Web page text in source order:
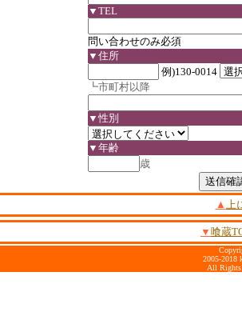
▼TEL
問い合わせのみ必須
▼住所
例)130-0014
┗市町村以降
▼性別
▼年齢
歳
▲ 上
▼ 喰蔵
2005-2018
All Rights